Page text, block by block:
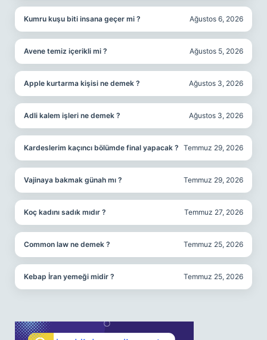
Kumru kuşu biti insana geçer mi ? Ağustos 6, 2026
Avene temiz içerikli mi ? Ağustos 5, 2026
Apple kurtarma kişisi ne demek ? Ağustos 3, 2026
Adli kalem işleri ne demek ? Ağustos 3, 2026
Kardeslerim kaçıncı bölümde final yapacak ? Temmuz 29, 2026
Vajinaya bakmak günah mı ? Temmuz 29, 2026
Koç kadını sadık mıdır ? Temmuz 27, 2026
Common law ne demek ? Temmuz 25, 2026
Kebap İran yemeği midir ? Temmuz 25, 2026